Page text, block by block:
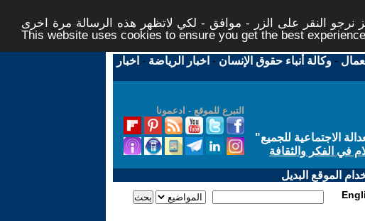
النقر على الزر - موافق - لكي لاتظهر هذه الرسالة مرة اخرى -
This website uses cookies to ensure you get the best
-وكالة أنباء حقوق الإنسان - اخبار الرياضة - اخبار
التبرع للموقع - ادعمونا
الاجتماعية للجميع"
في الفكر والثقافة
الموقع البديل